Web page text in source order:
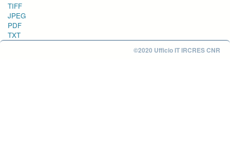
TIFF
JPEG
PDF
TXT
©2020 Ufficio IT IRCRES CNR